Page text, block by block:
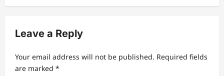
v
g
a
t
Leave a Reply
Your email address will not be published. Required fields
are marked *